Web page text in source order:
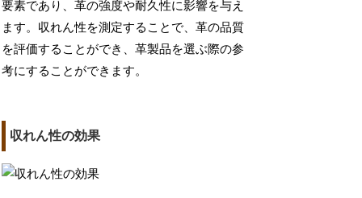
要素であり、革の強度や耐久性に影響を与え
ます。収れん性を測定することで、革の品質
を評価することができ、革製品を選ぶ際の参
考にすることができます。
収れん性の効果